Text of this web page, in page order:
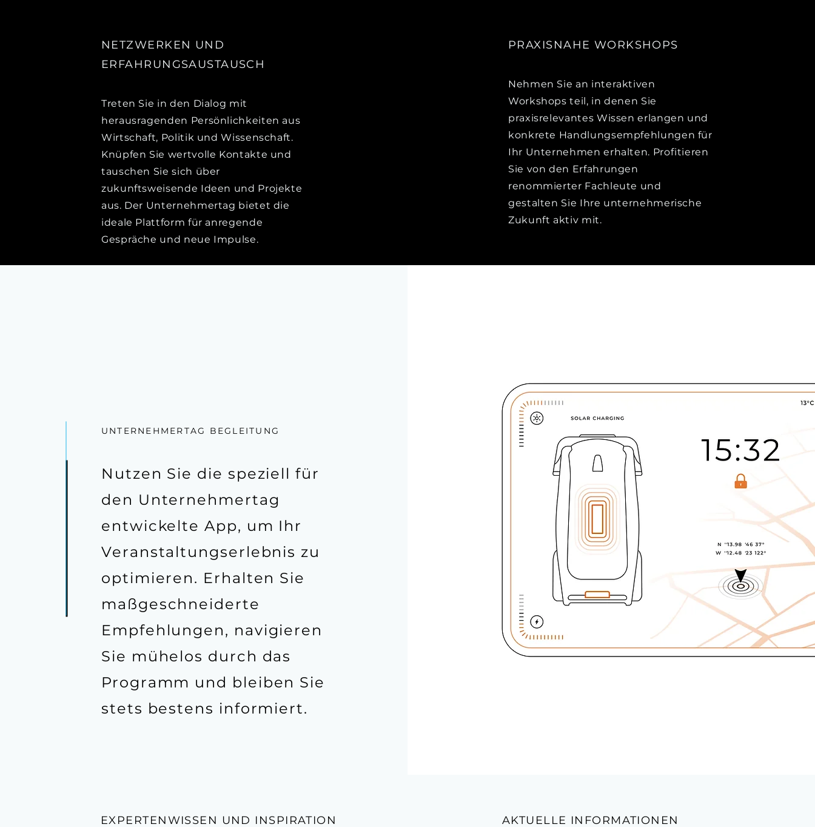
NETZWERKEN UND
ERFAHRUNGSAUSTAUSCH
Treten Sie in den Dialog mit
herausragenden Persönlichkeiten aus
Wirtschaft, Politik und Wissenschaft.
Knüpfen Sie wertvolle Kontakte und
tauschen Sie sich über
zukunftsweisende Ideen und Projekte
aus. Der Unternehmertag bietet die
ideale Plattform für anregende
Gespräche und neue Impulse.
PRAXISNAHE WORKSHOPS
Nehmen Sie an interaktiven
Workshops teil, in denen Sie
praxisrelevantes Wissen erlangen und
konkrete Handlungsempfehlungen für
Ihr Unternehmen erhalten. Profitieren
Sie von den Erfahrungen
renommierter Fachleute und
gestalten Sie Ihre unternehmerische
Zukunft aktiv mit.
UNTERNEHMERTAG BEGLEITUNG
Nutzen Sie die speziell für
den Unternehmertag
entwickelte App, um Ihr
Veranstaltungserlebnis zu
optimieren. Erhalten Sie
maßgeschneiderte
Empfehlungen, navigieren
Sie mühelos durch das
Programm und bleiben Sie
stets bestens informiert.
EXPERTENWISSEN UND INSPIRATION AKTUELLE INFORMATIONEN